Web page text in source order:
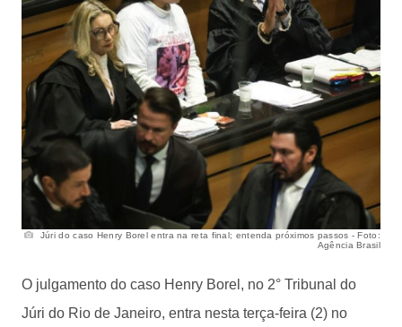
Júri do caso Henry Borel entra na reta final; entenda próximos passos - Foto:
Agência Brasil
O julgamento do caso Henry Borel, no 2° Tribunal do
Júri do Rio de Janeiro, entra nesta terça-feira (2) no